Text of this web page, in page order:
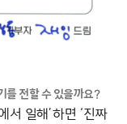
를 전할 수 있을까요?
서 일해’하면 ‘진짜